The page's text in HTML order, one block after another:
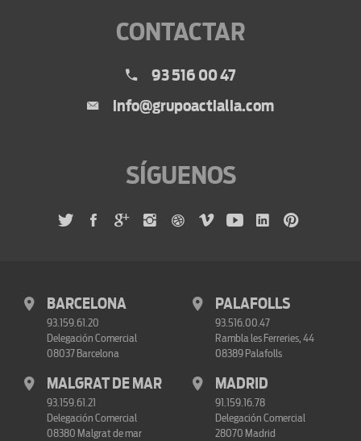
CONTACTAR
93 516 00 47
info@grupoactialia.com
SÍGUENOS
BARCELONA
93.159.61.20
Delegación Comercial
08037 Barcelona
PALAFOLLS
93.516.00.47
Rambla les Ferreries, 44
08389 Palafolls
MALGRAT DE MAR
93.159.61.21
Delegación Comercial
08380 Malgrat de mar
MADRID
91.159.16.78
Delegación Comercial
28070 Madrid